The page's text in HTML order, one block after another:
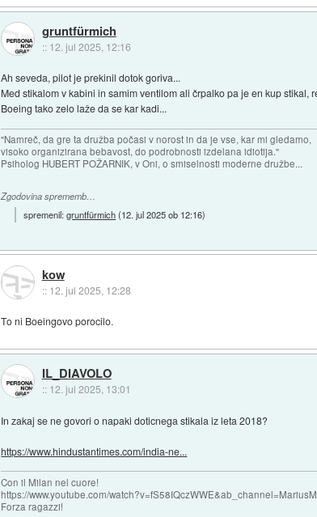
gruntfürmich
:: 12. jul 2025, 12:16
Ah seveda, pilot je prekinil dotok goriva...
Med stikalom v kabini in samim ventilom ali črpalko pa je en kup stikal,
Boeing tako zelo laže da se kar kadi...
"Namreč, da gre ta družba počasi v norost in da je vse, kar mi gledamo,
visoko organizirana bebavost, do podrobnosti izdelana idiotija."
Psiholog HUBERT POŽARNIK, v Oni, o smiselnosti moderne družbe...
Zgodovina sprememb…
spremenil:gruntfürmich(12. jul 2025 ob 12:16)
kow
:: 12. jul 2025, 12:28
To ni Boeingovo porocilo.
IL_DIAVOLO
:: 12. jul 2025, 13:01
In zakaj se ne govori o napaki doticnega stikala iz leta 2018?
https://www.hindustantimes.com/india-ne...
Con il Milan nel cuore!
https://www.youtube.com/
Forza ragazzi!